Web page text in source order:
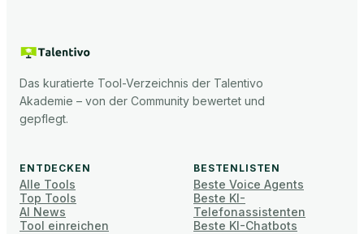
Das kuratierte Tool-Verzeichnis der Talentivo
Akademie – von der Community bewertet und
gepflegt.
ENTDECKEN
Alle Tools
Top Tools
AI News
Tool einreichen
BESTENLISTEN
Beste Voice Agents
Beste KI-
Telefonassistenten
Beste KI-Chatbots